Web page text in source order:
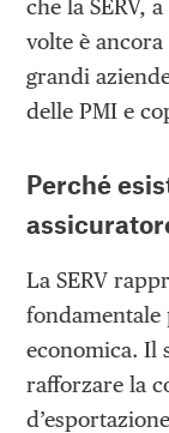
che la SERV,
volte è
grandi
delle PMI e
Perché
La SERV
fondamentale
economica. Il
rafforzare la